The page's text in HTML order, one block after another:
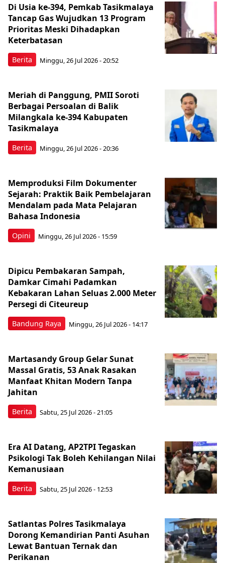
Berita
Di Usia ke-394, Pemkab Tasikmalaya
Tancap Gas Wujudkan 13 Program
Prioritas Meski Dihadapkan
Keterbatasan
Minggu, 26 Jul 2026 - 20:52
Berita
Meriah di Panggung, PMII Soroti
Berbagai Persoalan di Balik
Milangkala ke-394 Kabupaten
Tasikmalaya
Minggu, 26 Jul 2026 - 20:36
Opini
Memproduksi Film Dokumenter
Sejarah: Praktik Baik Pembelajaran
Mendalam pada Mata Pelajaran
Bahasa Indonesia
Minggu, 26 Jul 2026 - 15:59
Bandung Raya
Dipicu Pembakaran Sampah,
Damkar Cimahi Padamkan
Kebakaran Lahan Seluas 2.000 Meter
Persegi di Citeureup
Minggu, 26 Jul 2026 - 14:17
Berita
Martasandy Group Gelar Sunat
Massal Gratis, 53 Anak Rasakan
Manfaat Khitan Modern Tanpa
Jahitan
Sabtu, 25 Jul 2026 - 21:05
Berita
Era AI Datang, AP2TPI Tegaskan
Psikologi Tak Boleh Kehilangan Nilai
Kemanusiaan
Sabtu, 25 Jul 2026 - 12:53
Satlantas Polres Tasikmalaya
Dorong Kemandirian Panti Asuhan
Lewat Bantuan Ternak dan
Perikanan